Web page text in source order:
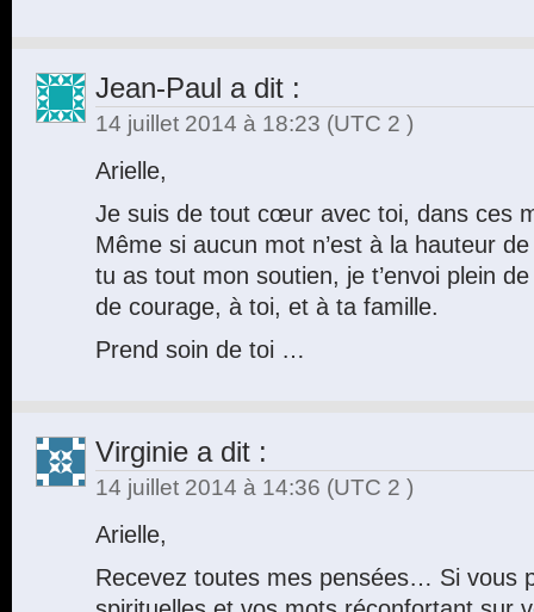
Jean-Paul a dit :
14 juillet 2014 à 18:23 (UTC 2 )
Arielle,
Je suis de tout cœur avec toi, dans ces
Même si aucun mot n’est à la hauteur
tu as tout mon soutien, je t’envoi plein
de courage, à toi, et à ta famille.
Prend soin de toi …
Virginie a dit :
14 juillet 2014 à 14:36 (UTC 2 )
Arielle,
Recevez toutes mes pensées… Si vous